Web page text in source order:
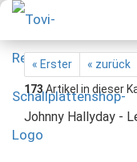
« Erster « zurück
173Artikel in dieser
Johnny Hallyday -